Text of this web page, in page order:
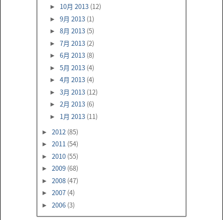
► 10月 2013 (12)
► 9月 2013 (1)
► 8月 2013 (5)
► 7月 2013 (2)
► 6月 2013 (8)
► 5月 2013 (4)
► 4月 2013 (4)
► 3月 2013 (12)
► 2月 2013 (6)
► 1月 2013 (11)
► 2012 (85)
► 2011 (54)
► 2010 (55)
► 2009 (68)
► 2008 (47)
► 2007 (4)
► 2006 (3)